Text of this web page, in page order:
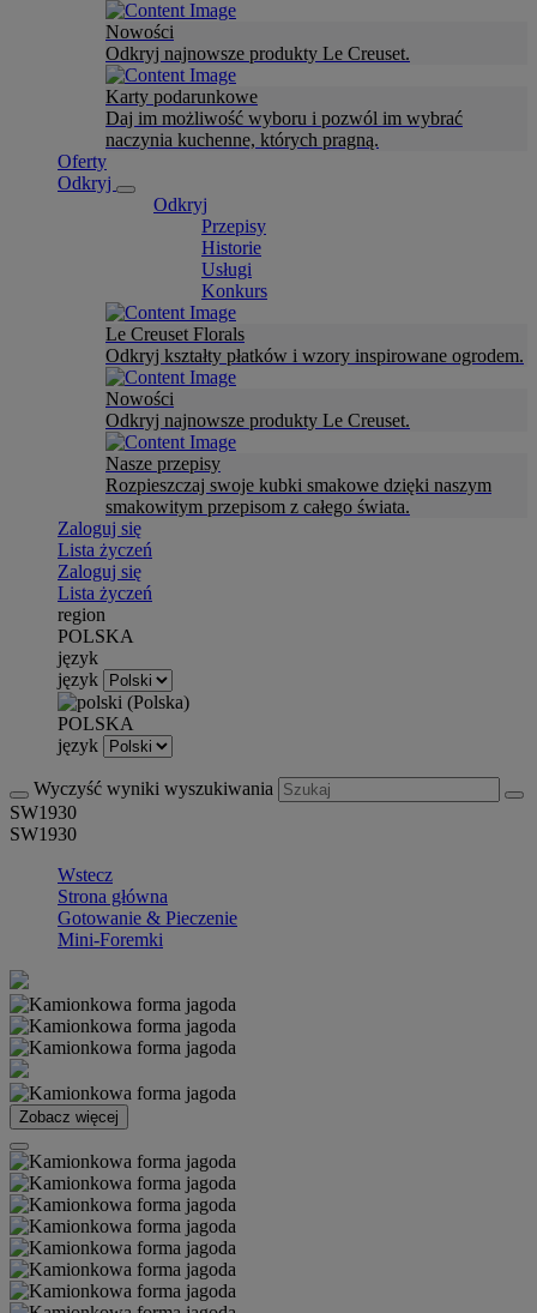
Nowości
Odkryj najnowsze produkty Le Creuset.
Karty podarunkowe
Daj im możliwość wyboru i pozwól im wybrać
naczynia kuchenne, których pragną.
Oferty
Odkryj
Odkryj
Przepisy
Historie
Usługi
Konkurs
Le Creuset Florals
Odkryj kształty płatków i wzory inspirowane ogrodem.
Nowości
Odkryj najnowsze produkty Le Creuset.
Nasze przepisy
Rozpieszczaj swoje kubki smakowe dzięki naszym
smakowitym przepisom z całego świata.
Zaloguj się
Lista życzeń
Zaloguj się
Lista życzeń
region
POLSKA
język
język
POLSKA
język
Wyczyść wyniki wyszukiwania
SW1930
SW1930
Wstecz
Strona główna
Gotowanie & Pieczenie
Mini-Foremki
Zobacz więcej